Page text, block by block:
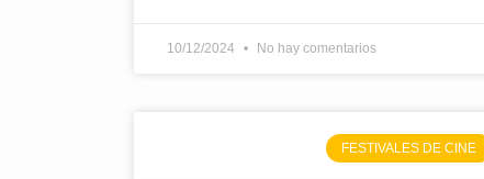
10/12/2024 No hay comentarios
FESTIVALES DE CINE